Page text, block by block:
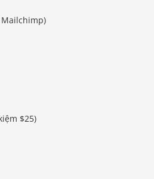
$25)